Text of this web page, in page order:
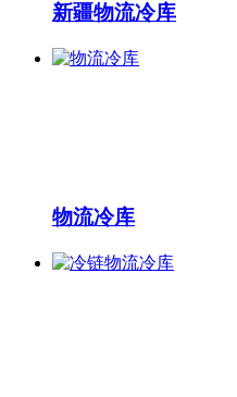
新疆物流冷库
物流冷库